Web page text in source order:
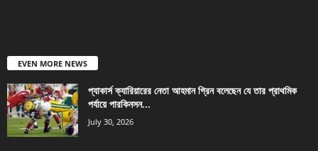
EVEN MORE NEWS
প্যাকার্স ক্যারিয়ারের নেতা আহমান গ্রিন বলেছেন যে তার প্রাথমিক
পর্যায়ে পারকিনসন...
July 30, 2026